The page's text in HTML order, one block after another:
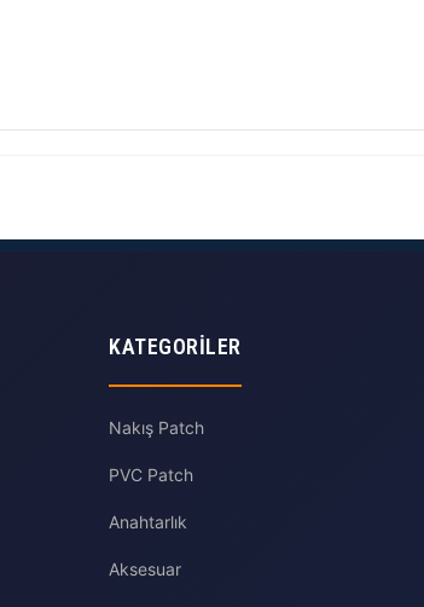
KATEGORILER
Nakış Patch
PVC Patch
Anahtarlık
Aksesuar